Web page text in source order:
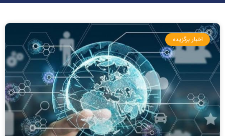
اخبار برگزیده